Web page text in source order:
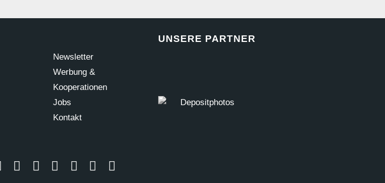
Newsletter
Werbung &
Kooperationen
Jobs
Kontakt
UNSERE PARTNER